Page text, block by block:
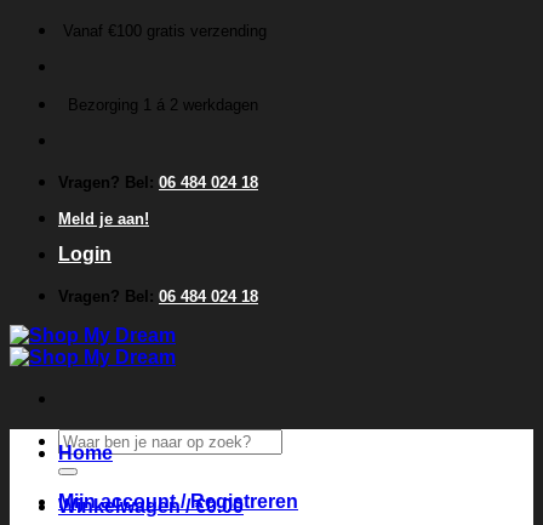
inhoud
Vanaf €100 gratis verzending
Bezorging 1 á 2 werkdagen
Vragen? Bel: 06 484 024 18
Meld je aan!
Login
Vragen? Bel: 06 484 024 18
Zoeken
naar:
Winkelwagen /€0.00
Home
Mijn account / Registreren